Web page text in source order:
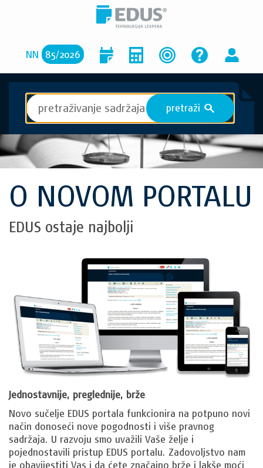
NN 85/2026
pretraži S
O NOVOM PORTALU
EDUS ostaje najbolji
Jednostavnije, preglednije, brže
Novo sučelje EDUS portala funkcionira na potpuno novi
način donoseći nove pogodnosti i više pravnog
sadržaja. U razvoju smo uvažili Vaše želje i
pojednostavili pristup EDUS portalu. Zadovoljstvo nam
je obavijestiti Vas i da ćete značajno brže i lakše moći